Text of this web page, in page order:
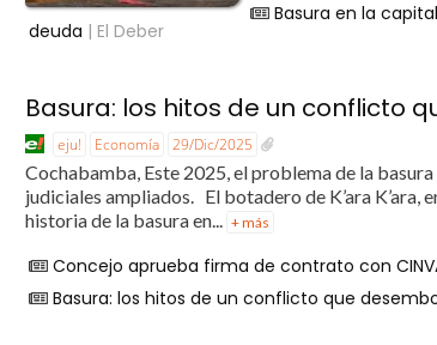
Basura en la
deuda | El Deber
Basura: los hitos de un conflicto
eju! Economía 29/Dic/2025
Cochabamba, Este 2025, el problema de la
judiciales ampliados. El botadero de K’ara
historia de la basura en... + más
Concejo aprueba firma de contrato con
Basura: los hitos de un conflicto que